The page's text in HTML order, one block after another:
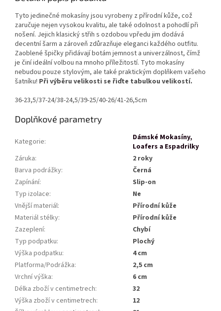
Tyto jedinečné mokasíny jsou vyrobeny z přírodní kůže, což
zaručuje nejen vysokou kvalitu, ale také odolnost a pohodlí při
nošení. Jejich klasický střih s ozdobou vpředu jim dodává
decentní šarm a zároveň zdůrazňuje eleganci každého outfitu.
Zaoblené špičky přidávají botám jemnost a univerzálnost, čímž
je činí ideální volbou na mnoho příležitostí. Tyto mokasíny
nebudou pouze stylovým, ale také praktickým doplňkem vašeho
šatníku! Při výběru velikosti se řiďte tabulkou velikostí.
36-23,5/37-24/38-24,5/39-25/40-26/41-26,5cm
Doplňkové parametry
Kategorie:
Dámské Mokasíny,
Loafers a Espadrilky
Záruka:
2 roky
Barva podrážky:
Černá
Zapínání:
Slip-on
Typ izolace:
Ne
Vnější materiál:
Přírodní kůže
Materiál stélky:
Přírodní kůže
Zazeplení:
Chybí
Typ podpatku:
Plochý
Výška podpatku:
4 cm
Platforma/Podrážka:
2,5 cm
Vrchní výška:
6 cm
Délka zboží v centimetrech:
32
Výška zboží v centimetrech:
12